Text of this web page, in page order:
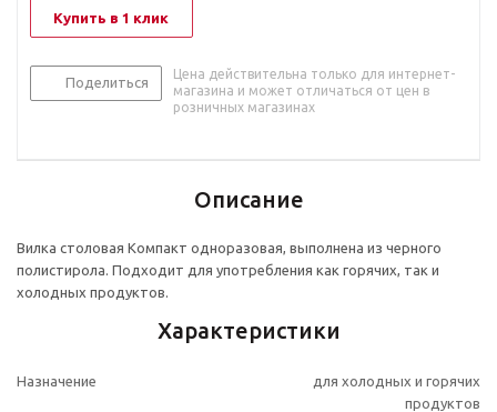
Купить в 1 клик
Поделиться
Цена действительна только для интернет-
магазина и может отличаться от цен в
розничных магазинах
Описание
Вилка столовая Компакт одноразовая, выполнена из черного
полистирола. Подходит для употребления как горячих, так и
холодных продуктов.
Характеристики
Назначение
для холодных и горячих
продуктов